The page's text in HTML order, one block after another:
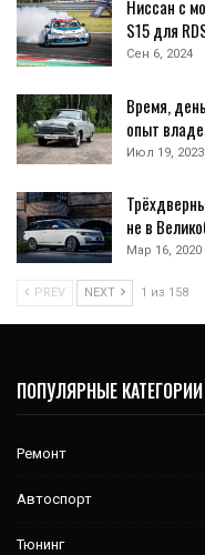
Ниссан с
S15 для
Сен 6, 2024
Время,
опыт
Июл 19, 2023
не в
Мар 16, 2020
PREV NEXT 1 из 158
ПОПУЛЯРНЫЕ КАТЕГОРИИ
Ремонт
Автоспорт
Тюнинг